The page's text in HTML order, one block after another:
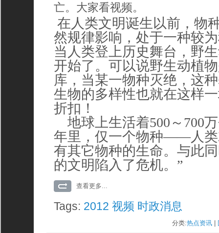
亡。大家看视频。
在人类文明诞生以前，物
然规律影响，处于一种较
当人类登上历史舞台，野
开始了。可以说野生动植
库，当某一物种灭绝，这
生物的多样性也就在这样
折扣！
地球上生活着500～700
年里，仅一个物种——人类
有其它物种的生命。与此
的文明陷入了危机。”
查看更多...
Tags: 2012 视频 时政消息
分类:热点资讯